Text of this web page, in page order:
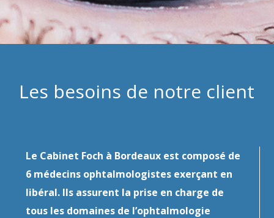
Les besoins de notre client
Le Cabinet Foch à Bordeaux est composé de
6 médecins ophtalmologistes exerçant en
libéral. Ils assurent la prise en charge de
tous les domaines de l’ophtalmologie